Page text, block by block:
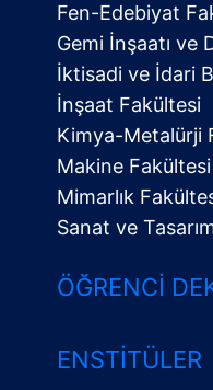
Fen-Edebiyat
Gemi İnşaatı ve
İktisadi ve İdari
İnşaat Fakültesi
Kimya-Metalürji
Makine Fakültesi
Mimarlık
Sanat ve
ÖĞRENCI
ENSTITÜLER